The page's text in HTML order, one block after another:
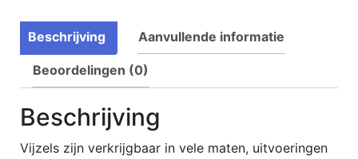
Beschrijving Aanvullende informatie
Beoordelingen (0)
Beschrijving
Vijzels zijn verkrijgbaar in vele maten, uitvoeringen